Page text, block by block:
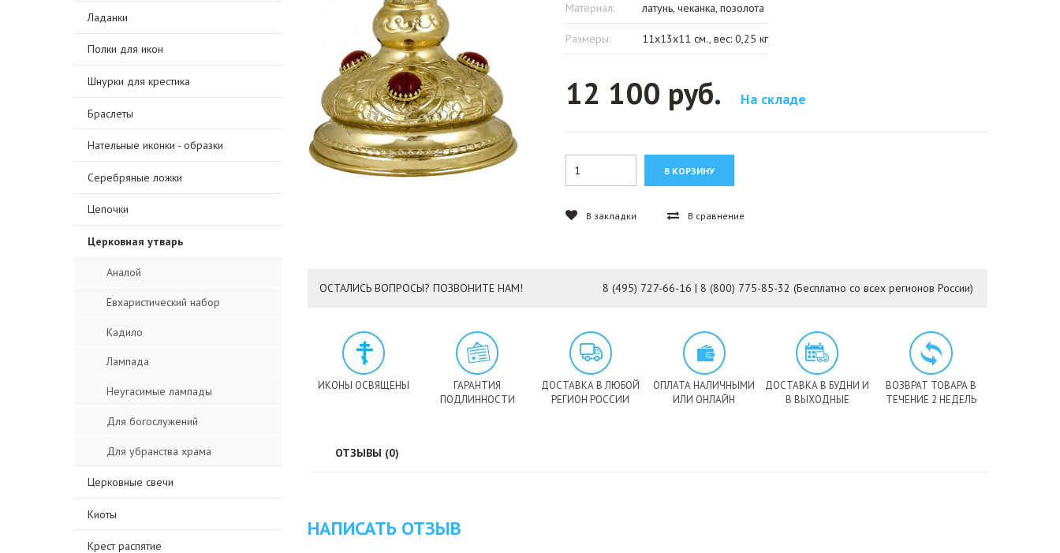
Ладанки
Полки для икон
Шнурки для крестика
Браслеты
Нательные иконки - образки
Серебряные ложки
Цепочки
Церковная утварь
Аналой
Евхаристический набор
Кадило
Лампада
Неугасимые лампады
Для богослужений
Для убранства храма
Церковные свечи
Киоты
Крест распятие
Материал: латунь, чеканка, позолота
Размеры: 11x13х11 см., вес: 0,25 кг
12 100 руб. На складе
В закладки В сравнение
ОСТАЛИСЬ ВОПРОСЫ? ПОЗВОНИТЕ НАМ! 8 (495) 727-66-16 | 8 (800) 775-85-32 (Бесплатно со всех регионов России)
ИКОНЫ ОСВЯЩЕНЫ
ГАРАНТИЯ
ПОДЛИННОСТИ
ДОСТАВКА В ЛЮБОЙ
РЕГИОН РОССИИ
ОПЛАТА НАЛИЧНЫМИ
ИЛИ ОНЛАЙН
ДОСТАВКА В БУДНИ И
В ВЫХОДНЫЕ
ВОЗВРАТ ТОВАРА В
ТЕЧЕНИЕ 2 НЕДЕЛЬ
ОТЗЫВЫ (0)
НАПИСАТЬ ОТЗЫВ